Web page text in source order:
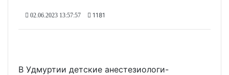
02.06.2023 13:57:57 1181
В Удмуртии детские анестезиологи-